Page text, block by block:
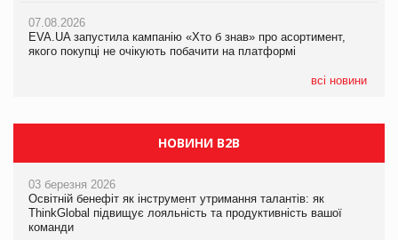
07.08.2026
EVA.UA запустила кампанію «Хто б знав» про асортимент,
якого покупці не очікують побачити на платформі
всі новини
05.08.2026
Мережа супермаркетів VARUS купує мережу магазинів
НОВИНИ B2B
03 березня 2026
Освітній бенефіт як інструмент утримання талантів: як
ThinkGlobal підвищує лояльність та продуктивність вашої
команди